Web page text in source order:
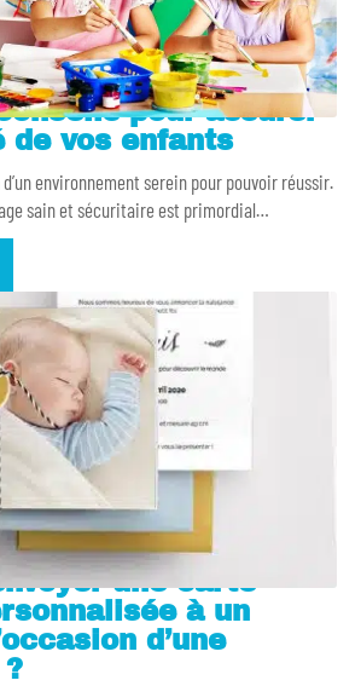
pour assurer
de vos enfants
environnement serein pour pouvoir réussir.
sain et sécuritaire est primordial…
une carte
à un
d’une